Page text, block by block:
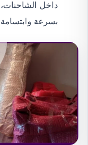
داخل
بسرعة